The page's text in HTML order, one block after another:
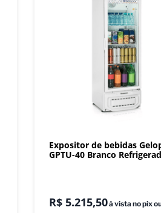
Expositor de bebidas
GPTU-40 Branco
R$ 5.215,50à vista no pix